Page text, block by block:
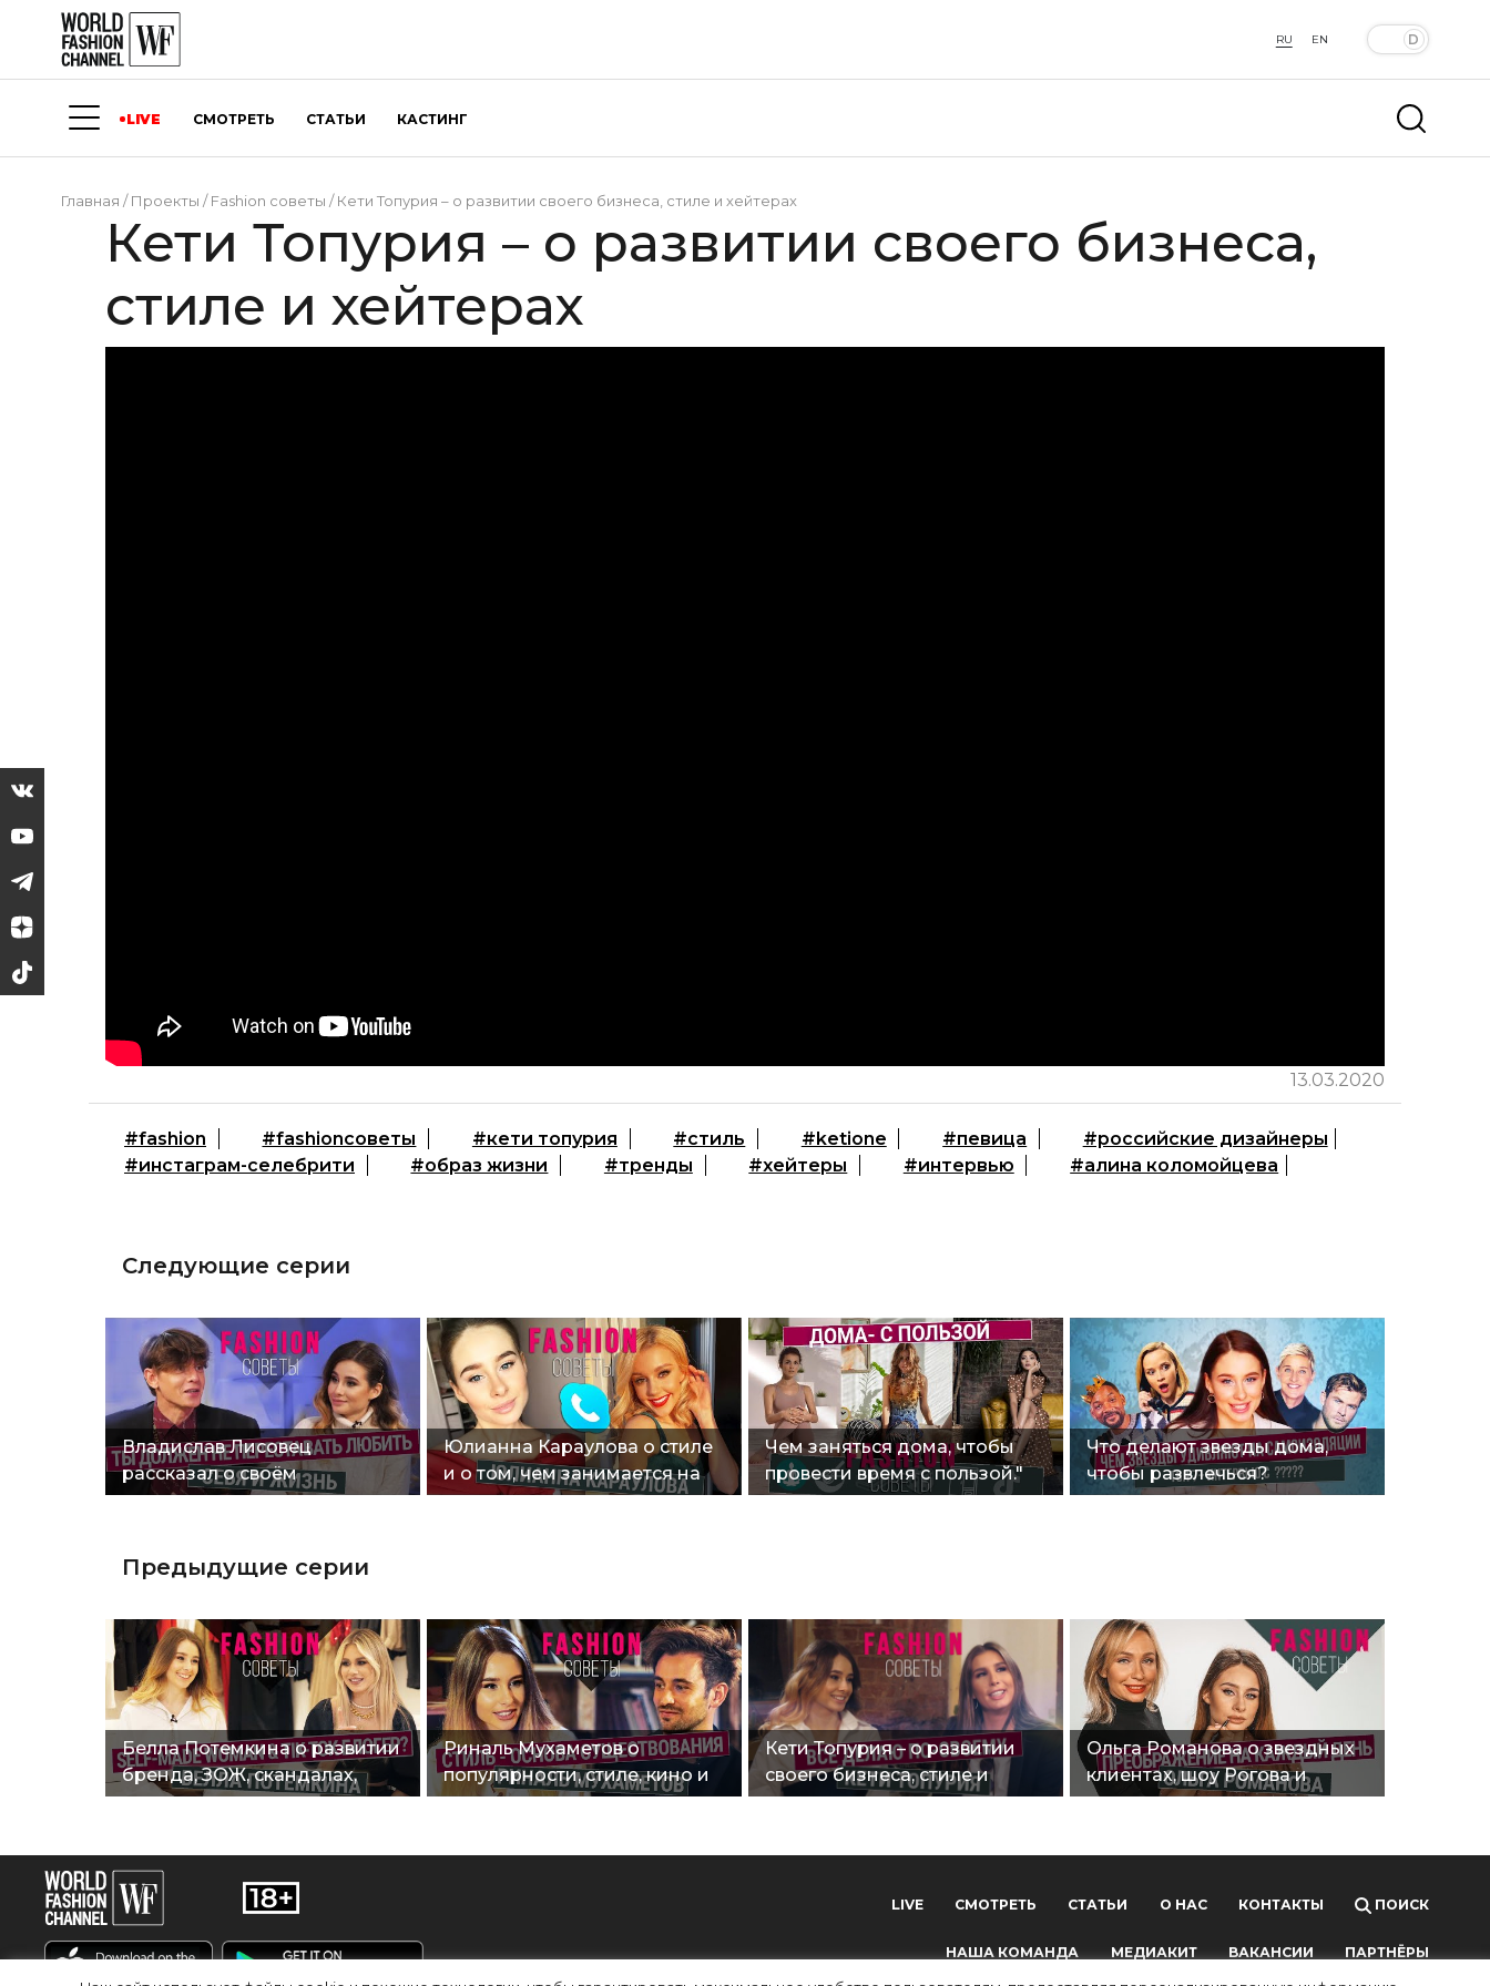
RU EN
LIVE СМОТРЕТЬ СТАТЬИ КАСТИНГ
Главная /Проекты /Fashion советы /Кети Топурия – о развитии своего бизнеса, стиле и хейтерах
Кети Топурия – о развитии своего бизнеса,
стиле и хейтерах
13.03.2020
#fashion #fashionсоветы #кети топурия #стиль #ketione #певица
#российские дизайнеры
#инстаграм-селебрити
#образ жизни #тренды #хейтеры #интервью #алина коломойцева
Следующие серии
Владислав Лисовец
рассказал о своём
отношении к современной
Юлианна Караулова о стиле
и о том, чем занимается на
самоизоляции | Fashion
Чем заняться дома, чтобы
провести время с пользой."
Что делают звезды дома,
чтобы развлечься?
Подборка самого
Предыдущие серии
Белла Потемкина о развитии
бренда, ЗОЖ, скандалах,
сотрудничестве с TikTok и
Риналь Мухаметов о
популярности, стиле, кино и
сравнении с Александром
Кети Топурия – о развитии
своего бизнеса, стиле и
хейтерах | Fashion советы"
Ольга Романова о звездных
клиентах, шоу Рогова и
главных трендах на 2020
LIVE СМОТРЕТЬ СТАТЬИ О НАС КОНТАКТЫ ПОИСК
НАША КОМАНДА МЕДИАКИТ ВАКАНСИИ ПАРТНЁРЫ